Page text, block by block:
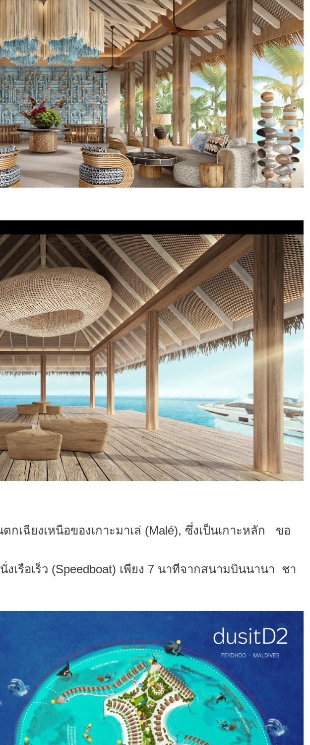
กเฉียงเหนือของเกาะมาเล่ (Malé), ซึ่งเป็นเกาะหลัก ขอ
งเรือเร็ว (Speedboat) เพียง 7 นาทีจากสนามบินนานา ชา